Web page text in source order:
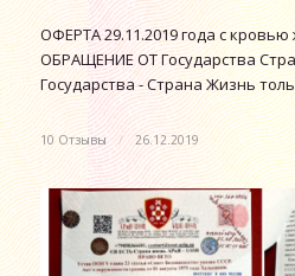
ОФЕРТА 29.11.2019 года с
ОБРАЩЕНИЕ ОТ Государства
Государства - Страна Жизнь
10 Отзывы / 26.12.2019